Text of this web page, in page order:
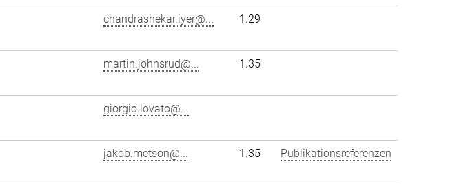
chandrashekar.iyer@... 1.29
martin.johnsrud@... 1.35
giorgio.lovato@...
jakob.metson@... 1.35 Publikationsreferenzen